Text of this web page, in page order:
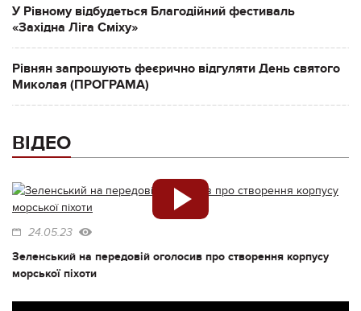
У Рівному відбудеться Благодійний фестиваль
«Західна Ліга Сміху»
Рівнян запрошують феєрично відгуляти День святого
Миколая (ПРОГРАМА)
ВІДЕО
24.05.23
Зеленський на передовій оголосив про створення корпусу
морської піхоти